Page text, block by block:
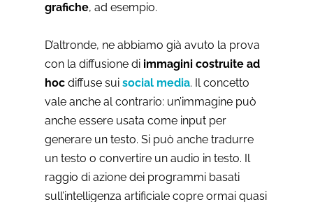
grafiche, ad esempio.
D’altronde, ne abbiamo già avuto la prova
con la diffusione di immagini costruite ad
hoc diffuse sui social media. Il concetto
vale anche al contrario: un’immagine può
anche essere usata come input per
generare un testo. Si può anche tradurre
un testo o convertire un audio in testo. Il
raggio di azione dei programmi basati
sull’intelligenza artificiale copre ormai quasi